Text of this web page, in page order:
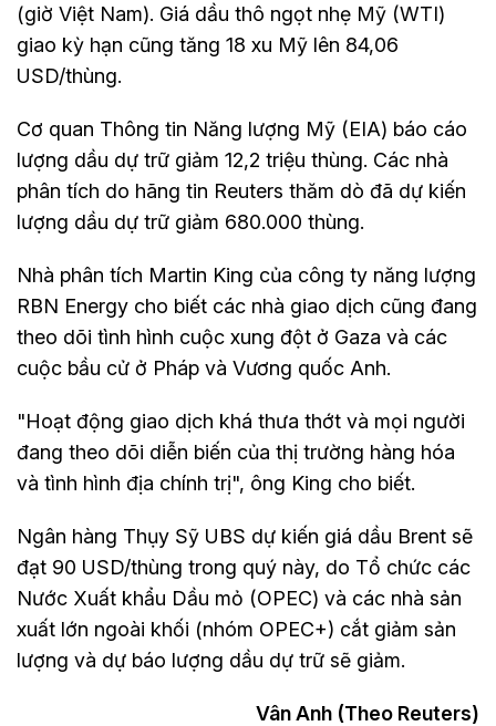
(giờ Việt Nam). Giá dầu thô ngọt nhẹ Mỹ (WTI)
giao kỳ hạn cũng tăng 18 xu Mỹ lên 84,06
USD/thùng.
Cơ quan Thông tin Năng lượng Mỹ (EIA) báo cáo
lượng dầu dự trữ giảm 12,2 triệu thùng. Các nhà
phân tích do hãng tin Reuters thăm dò đã dự kiến
lượng dầu dự trữ giảm 680.000 thùng.
Nhà phân tích Martin King của công ty năng lượng
RBN Energy cho biết các nhà giao dịch cũng đang
theo dõi tình hình cuộc xung đột ở Gaza và các
cuộc bầu cử ở Pháp và Vương quốc Anh.
"Hoạt động giao dịch khá thưa thớt và mọi người
đang theo dõi diễn biến của thị trường hàng hóa
và tình hình địa chính trị", ông King cho biết.
Ngân hàng Thụy Sỹ UBS dự kiến giá dầu Brent sẽ
đạt 90 USD/thùng trong quý này, do Tổ chức các
Nước Xuất khẩu Dầu mỏ (OPEC) và các nhà sản
xuất lớn ngoài khối (nhóm OPEC+) cắt giảm sản
lượng và dự báo lượng dầu dự trữ sẽ giảm.
Vân Anh (Theo Reuters)